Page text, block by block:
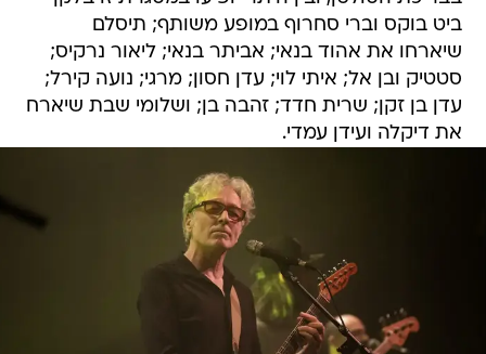
ביט בוקס וברי סחרוף במופע משותף; תיסלם
שיארחו את אהוד בנאי; אביתר בנאי; ליאור נרקיס;
סטטיק ובן אל; איתי לוי; עדן חסון; מרגי; נועה קירל;
עדן בן זקן; שרית חדד; זהבה בן; ושלומי שבת שיארח
את דיקלה ועידן עמדי.